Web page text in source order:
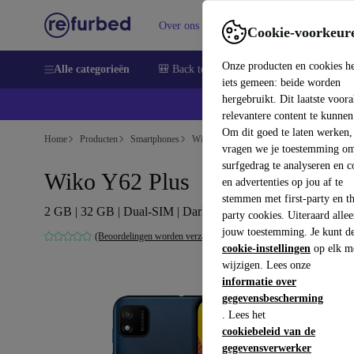
Cookie-
Onze producten en cookies
iets gemeen: beide worden
hergebruikt. Dit laatste
relevantere content te
Om dit goed te laten werken,
vragen we je toestemming
surfgedrag te analyseren en
en advertenties op jou af te
stemmen met first-party en
party cookies. Uiteraard
jouw toestemming. Je kunt
cookie-instellingen op elk
wijzigen. Lees onze
informatie over
gegevensbescherming
. Lees het
cookiebeleid van de
gegevensverwerker
Over ons Verkopen Support
Alle categorieën 🎒 Back to school Smartphones
Home Producten Smartphones Wiko Mobiele Telefoons
Wiko Y62 Plus
2 GB | 32 GB | Dual-SIM | Dark Blue
(Beoordelingen worden verzameld)